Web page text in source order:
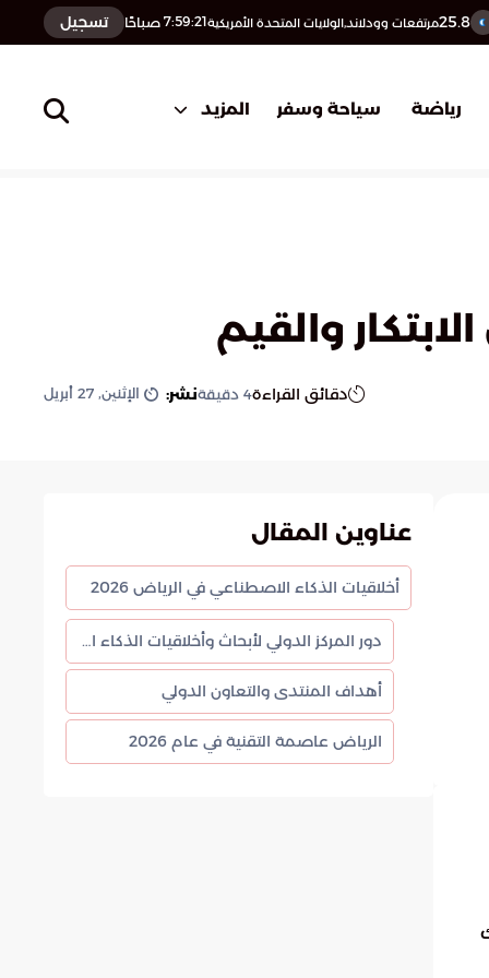
25.8مرتفعات وودلاند,الولايات المتحدة الأمريكية7:59:22 صباحًا تسجيل
رياضة سياحة وسفر المزيد
والقيم
دقائق القراءة4 دقيقةنشر: الإثنين, 27 أبريل
عناوين المقال
أخلاقيات الذكاء الاصطناعي في الرياض 2026
دور المركز الدولي لأبحاث وأخلاقيات الذكاء الاصطناعي
أهداف المنتدى والتعاون الدولي
الرياض عاصمة التقنية في عام 2026